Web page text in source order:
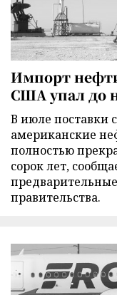
Импорт
США упал до
В июле поставки
американские
полностью
сорок лет,
правительства.